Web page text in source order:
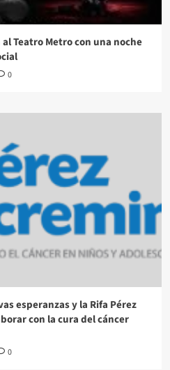
Teatro Metro con una noche
0
esperanzas y la Rifa Pérez
con la cura del cáncer
0